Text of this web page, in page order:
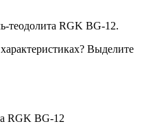
теодолита RGK BG-12.
Выделите
RGK BG-12